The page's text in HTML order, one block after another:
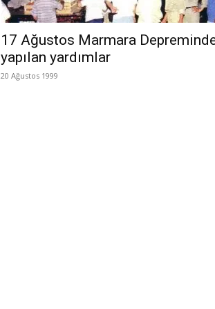
17 Ağustos Marmara
yapılan yardımlar
20 Ağustos 1999